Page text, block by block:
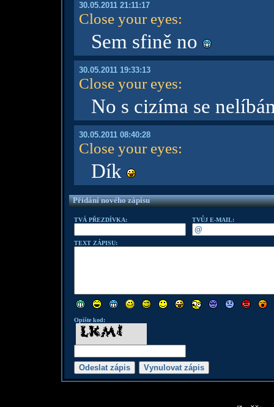
30.05.2011 21:11:17
Close your eyes:
Sem sfině no
30.05.2011 19:33:13
Close your eyes:
No s cizíma se
30.05.2011 08:40:28
Close your eyes:
Dík
Přidání nového zápisu
TVÁ PŘEZDÍVKA: TVŮJ E-MAIL:
TEXT ZÁPISU:
Opište kod: